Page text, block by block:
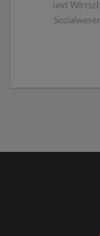
und